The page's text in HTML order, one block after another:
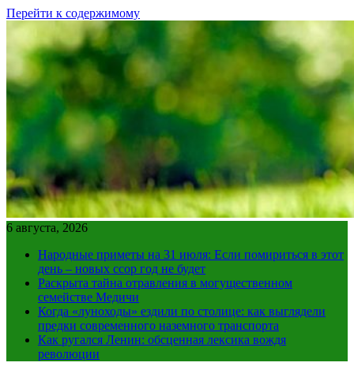
Перейти к содержимому
6 августа, 2026
Народные приметы на 31 июля: Если помириться в этот
день – новых ссор год не будет
Раскрыта тайна отравления в могущественном
семействе Медичи
Когда «луноходы» ездили по столице: как выглядели
предки современного наземного транспорта
Как ругался Ленин: обсценная лексика вождя
революции